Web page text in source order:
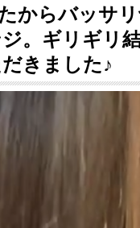
からバッサ
。ギリギリ
きました♪